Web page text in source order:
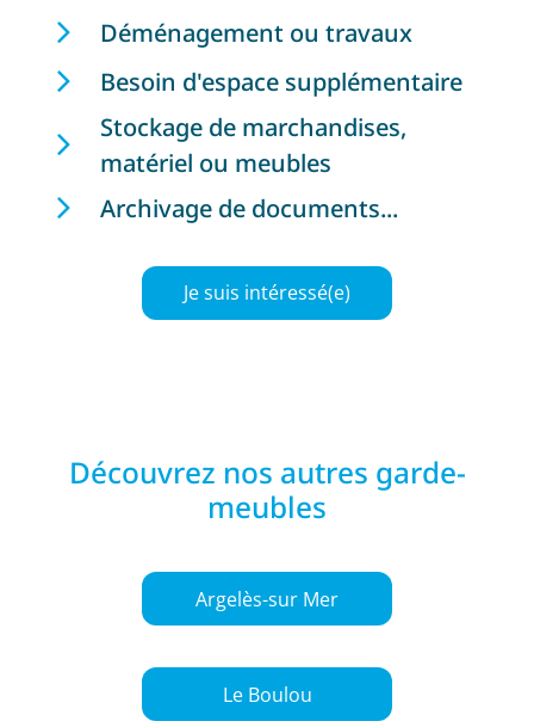
Déménagement ou travaux
Besoin d'espace supplémentaire
Stockage de marchandises,
matériel ou meubles
Archivage de documents...
Je suis intéressé(e)
Découvrez nos autres garde-
meubles
Argelès-sur Mer
Le Boulou